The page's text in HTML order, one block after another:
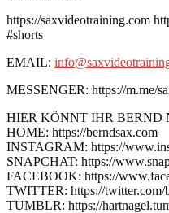
https://saxvideotraining.com
#shorts
EMAIL:
MESSENGER: https://m.me/
HIER KÖNNT IHR BERND
HOME: https://berndsax.com
INSTAGRAM: https://
SNAPCHAT: https://
FACEBOOK: https://
TWITTER: https://twitter.com/
TUMBLR: https://